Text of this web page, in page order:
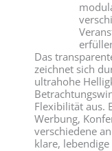
Das
zeichnet sich
ultrahohe
Flexibilität aus.
Werbung,
verschiedene
klare,